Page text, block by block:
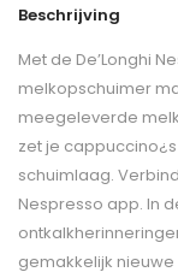
Beschrijving
Met de De’Longhi
melkopschuimer
meegeleverde
zet je
schuimlaag.
Nespresso app. In
gemakkelijk